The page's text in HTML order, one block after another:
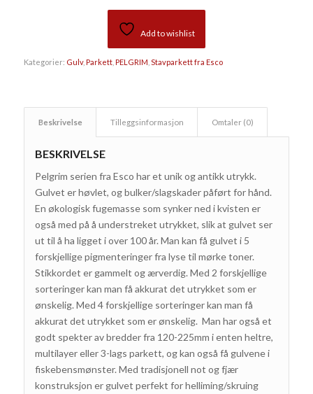
Add to wishlist
Kategorier: Gulv, Parkett, PELGRIM Stavparkett fra Esco
Beskrivelse Tilleggsinformasjon Omtaler (0)
BESKRIVELSE
Pelgrim serien fra Esco har et unik og antikk utrykk.
Gulvet er høvlet, og bulker/slagskader påført for hånd.
En økologisk fugemasse som synker ned i kvisten er
også med på å understreket utrykket, slik at gulvet ser
ut til å ha ligget i over 100 år. Man kan få gulvet i 5
forskjellige pigmenteringer fra lyse til mørke toner.
Stikkordet er gammelt og ærverdig. Med 2 forskjellige
sorteringer kan man få akkurat det utrykket som er
ønskelig. Med 4 forskjellige sorteringer kan man få
akkurat det utrykket som er ønskelig. Man har også et
godt spekter av bredder fra 120-225mm i enten heltre,
multilayer eller 3-lags parkett, og kan også få gulvene i
fiskebensmønster. Med tradisjonell not og fjær
konstruksjon er gulvet perfekt for helliming/skruing